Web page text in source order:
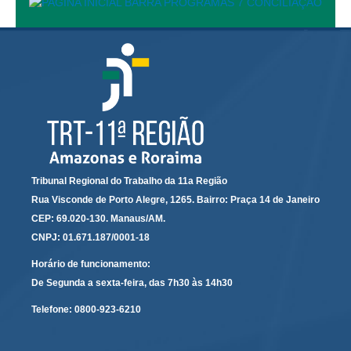
Governança de TI
Gestão Estratégica
Governança das Contratações Obras
Rede de Governança Colaborativa
Gestão de Riscos
Laboratório de Inovação
Assessoria de Governança de Gestão de Pessoas
Sites Institucionais
Biblioteca
Centro de Memória
Tribunal Regional do Trabalho da 11a Região
Rua Visconde de Porto Alegre, 1265. Bairro: Praça 14 de Janeiro
CEP: 69.020-130. Manaus/AM.
CNPJ: 01.671.187/0001-18
Horário de funcionamento:
De Segunda a sexta-feira, das 7h30 às 14h30
Telefone: 0800-923-6210